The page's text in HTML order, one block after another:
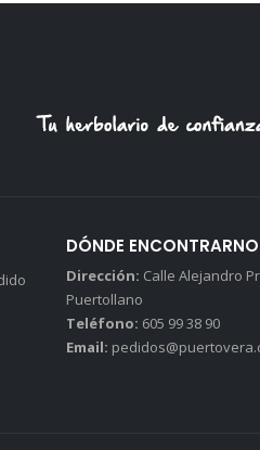
DÓNDE
Dirección: Calle Alejandro
Puertollano
Teléfono: 605 99 38 90
Email: